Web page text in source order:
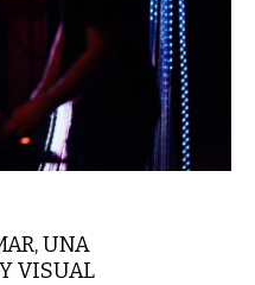
UNA
VISUAL